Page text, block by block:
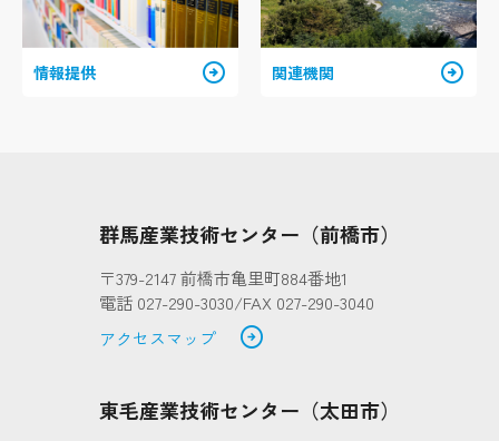
情報提供 arrow_circle_right 関連機関 arrow_circle_right
群馬産業技術センター（前橋市）
〒379-2147 前橋市亀里町884番地1
電話 027-290-3030/FAX 027-290-3040
アクセスマップ
arrow_circle_right
東毛産業技術センター（太田市）